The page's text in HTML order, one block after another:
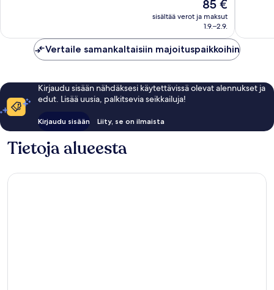
on
85 €
85 €
sisältää verot ja maksut
1.9.–2.9.
Vertaile samankaltaisiin majoituspaikkoihin
Kirjaudu sisään nähdäksesi käytettävissä olevat alennukset ja
edut. Lisää uusia, palkitsevia seikkailuja!
Kirjaudu sisään Liity, se on ilmaista
Tietoja alueesta